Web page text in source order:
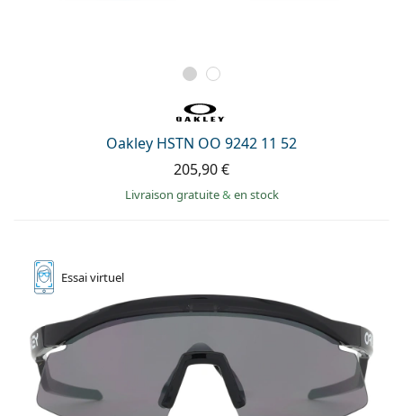
Oakley HSTN OO 9242 11 52
205,90 €
Livraison gratuite& en stock
Essaivirtuel